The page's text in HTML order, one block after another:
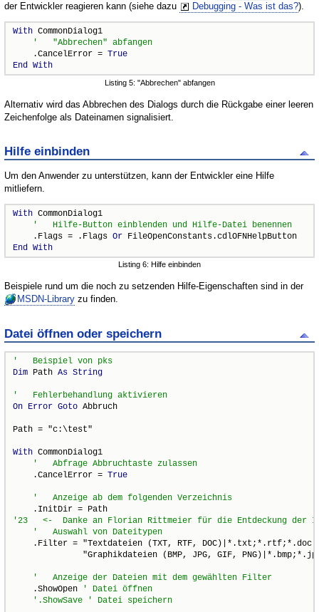
der Entwickler reagieren kann (siehe dazu
Debugging - Was ist das?).
With CommonDialog1
    .CancelError =
True
End With
Listing 5: "Abbrechen" abfangen
Alternativ wird das Abbrechen des Dialogs durch die Rückgabe einer leeren
Zeichenfolge als Dateinamen signalisiert.
Hilfe einbinden
Um den Anwender zu unterstützen, kann der Entwickler eine Hilfe
mitliefern.
With CommonDialog1
    .Flags = .Flags
Or
End With
Listing 6: Hilfe einbinden
Beispiele rund um die noch zu setzenden Hilfe-Eigenschaften sind in der
MSDN-Library zu finden.
Datei öffnen oder speichern
Dim Path As String
On Error Goto Abbruch
Path = "c:\test"
With CommonDialog1
    .CancelError =
True
.Filter = "Textdateien (TXT, RTF,
"Graphikdateien (BMP, JPG, GIF,
    .ShowOpen